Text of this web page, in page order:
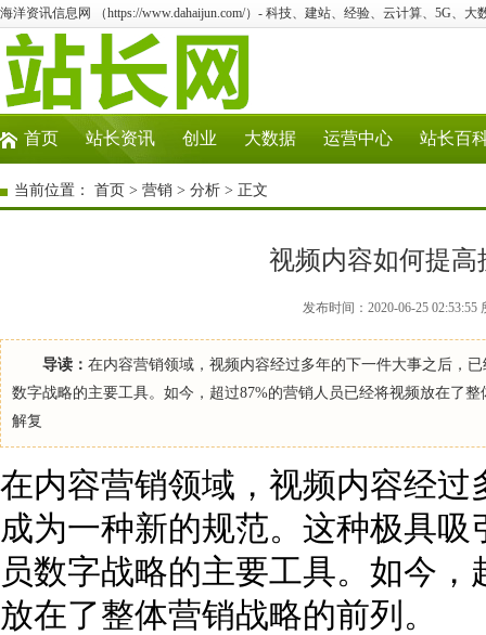
海洋资讯信息网 （https://www.dahaijun.com/）- 科技、建站、经验、云计算、5G、大
首页 站长资讯 创业 大数据 运营中心 站长百
当前位置： 首页 > 营销 > 分析 > 正文
视频内容如何提
发布时间：2020-06-25
导读： 在内容营销领域，视频内容经过多年的下一件大事之后，
数字战略的主要工具。如今，超过87%的营销人员已经将视频放在了
解复
在内容营销领域，视频内容经过
成为一种新的规范。这种极具
员数字战略的主要工具。如今
放在了整体营销战略的前列。